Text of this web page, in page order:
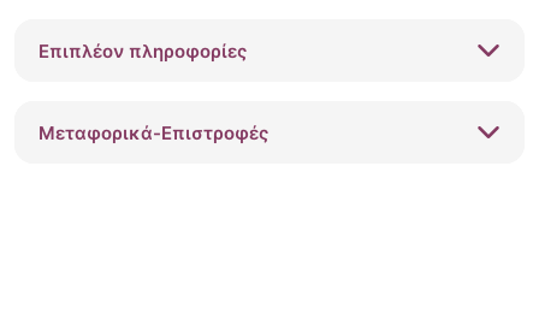
Επιπλέον πληροφορίες
Μεταφορικά-Επιστροφές